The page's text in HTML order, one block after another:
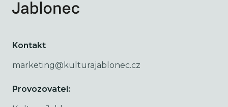
Kontakt
marketing@kulturajablonec.cz
Provozovatel: